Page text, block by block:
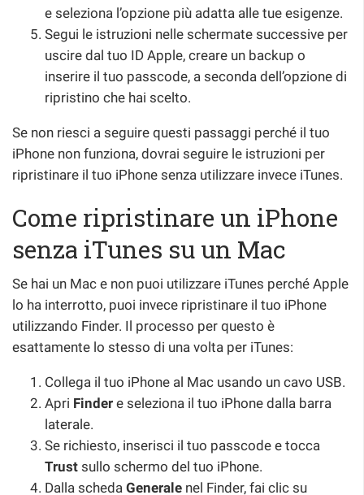
e seleziona l’opzione più adatta alle tue esigenze.
Segui le istruzioni nelle schermate successive per
uscire dal tuo ID Apple, creare un backup o
inserire il tuo passcode, a seconda dell’opzione di
ripristino che hai scelto.
Se non riesci a seguire questi passaggi perché il tuo
iPhone non funziona, dovrai seguire le istruzioni per
ripristinare il tuo iPhone senza utilizzare invece iTunes.
Come ripristinare un iPhone
senza iTunes su un Mac
Se hai un Mac e non puoi utilizzare iTunes perché Apple
lo ha interrotto, puoi invece ripristinare il tuo iPhone
utilizzando Finder. Il processo per questo è
esattamente lo stesso di una volta per iTunes:
Collega il tuo iPhone al Mac usando un cavo USB.
Apri Finder e seleziona il tuo iPhone dalla barra
laterale.
Se richiesto, inserisci il tuo passcode e tocca
Trust sullo schermo del tuo iPhone.
Dalla scheda Generale nel Finder, fai clic su